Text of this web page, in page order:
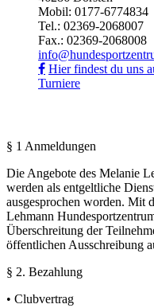
Mobil: 0177-6774834
Tel.: 02369-2068007
Fax.: 02369-2068008
Hier findest du uns
Turniere
§ 1 Anmeldungen
Die Angebote des Melanie
werden als entgeltliche
ausgesprochen worden. Mit
Lehmann
Überschreitung der
öffentlichen Ausschreibung
§ 2. Bezahlung
• Clubvertrag